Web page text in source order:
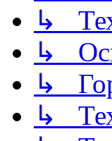
↳
↳
↳
↳